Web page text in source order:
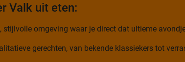
Valk uit eten:
stijlvolle omgeving waar je direct dat ultieme
gerechten, van bekende klassiekers tot